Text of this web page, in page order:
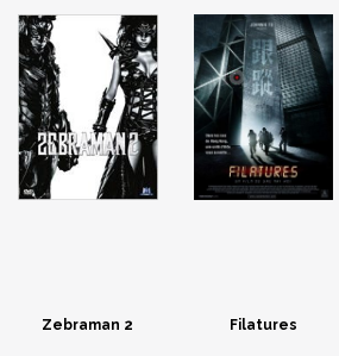
Zebraman 2 Filatures